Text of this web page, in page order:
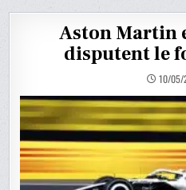
Aston Martin
disputent le
10/05/